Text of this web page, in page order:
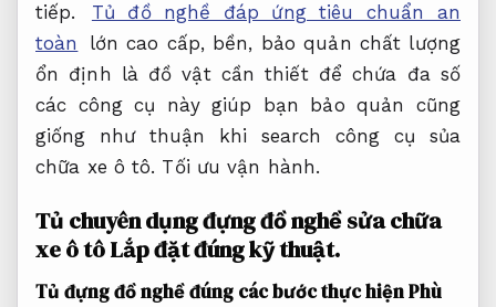
tiếp.
Tủ đồ nghề đáp ứng tiêu chuẩn an
toàn
lớn cao cấp, bền, bảo quản chất lượng
ổn định là đồ vật cần thiết để chứa đa số
các công cụ này giúp bạn bảo quản cũng
giống như thuận khi search công cụ sủa
chữa xe ô tô. Tối ưu vận hành.
Tủ chuyên dụng đựng đồ nghề sửa chữa
xe ô tôLắp đặt đúng kỹ thuật.
Tủ đựng đồ nghề đúng các bước thực hiệnPhù